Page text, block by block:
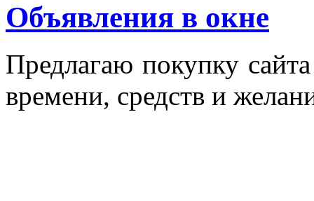
Объявления в окне
Пред­ла­гаю по­куп­ку
вре­мени, средств и